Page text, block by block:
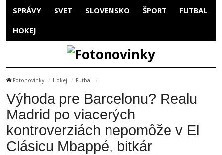
SPRÁVY SVET SLOVENSKO ŠPORT FUTBAL
HOKEJ
Fotonovinky Hokej Futbal
Výhoda pre Barcelonu? Realu
Madrid po viacerých
kontroverziách nepomôže v El
Clásicu Mbappé, bitkár